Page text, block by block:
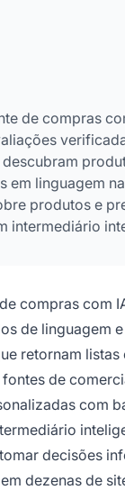
de compras
linguagem
produtos e
intermediário
compras com
de linguagem
retornam
de
com
decisões
dezenas de